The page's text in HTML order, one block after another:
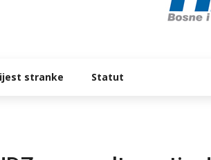
stranke Statut